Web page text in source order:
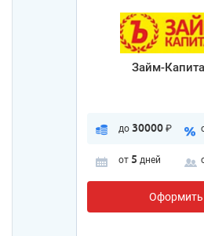
Займ-
до 30000 ₽
от 5 дней
Оформить